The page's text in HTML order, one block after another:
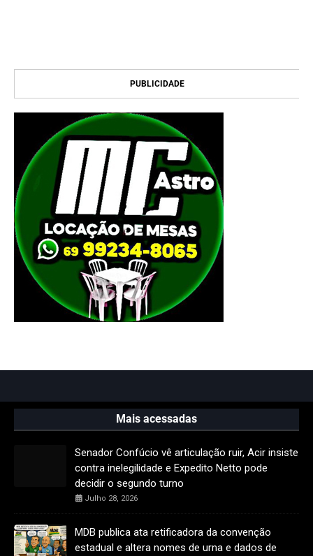
PUBLICIDADE
Mais acessadas
Senador Confúcio vê articulação ruir, Acir insiste
contra inelegilidade e Expedito Netto pode
decidir o segundo turno
Julho 28, 2026
MDB publica ata retificadora da convenção
estadual e altera nomes de urna e dados de